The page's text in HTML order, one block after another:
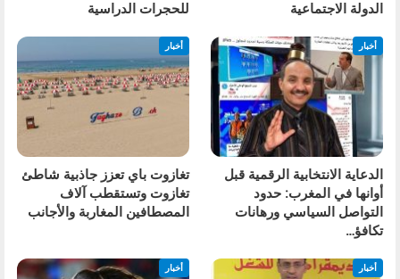
الدولة الاجتماعية
للحجرات الدراسية
أخبار
الدعاية الانتخابية الرقمية قبل
أوانها في المغرب: حدود
التواصل السياسي ورهانات
تكافؤ…
أخبار
تغازوت باي تعزز جاذبية شاطئ
تغازوت وتستقطب آلاف
المصطافين المغاربة والأجانب
أخبار أخبار